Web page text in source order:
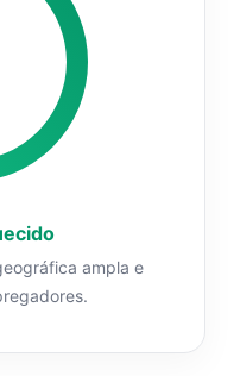
ampla e